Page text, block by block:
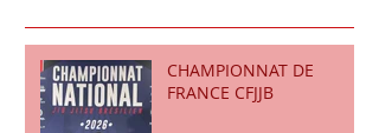
CHAMPIONNAT DE
FRANCE CFJJB